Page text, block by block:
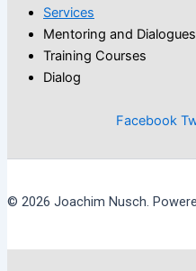
Services
Mentoring and Dialogues
Training Courses
Dialog
Facebook
© 2026 Joachim Nusch.